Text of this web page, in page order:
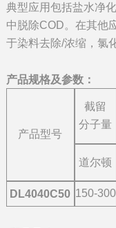
典型应用包括盐水净
中脱除COD。在其他
于染料去除/浓缩，氯
产品规格及参数：
产品型号
截留
分子量
道尔顿
DL4040C50 150-300